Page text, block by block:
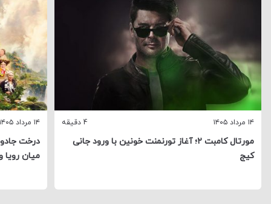
۱۴ مرداد ۱۴۰۵ 4 دقیقه
مورتال کامبت ۲؛ آغاز تورنمنت خونین با ورود جانی
کیج
۱۴ مرداد ۱۴۰۵
درخت
میان رویا